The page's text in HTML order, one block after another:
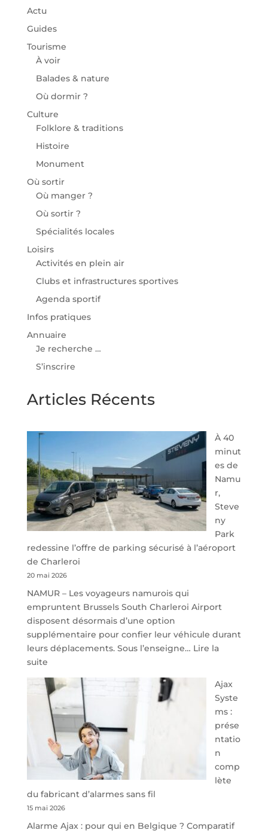
Actu
Guides
Tourisme
À voir
Balades & nature
Où dormir ?
Culture
Folklore & traditions
Histoire
Monument
Où sortir
Où manger ?
Où sortir ?
Spécialités locales
Loisirs
Activités en plein air
Clubs et infrastructures sportives
Agenda sportif
Infos pratiques
Annuaire
Je recherche …
S’inscrire
Articles Récents
À 40
minut
es de
Namu
r,
Steve
ny
Park
redessine l’offre de parking sécurisé à l’aéroport
de Charleroi
20 mai 2026
NAMUR – Les voyageurs namurois qui
empruntent Brussels South Charleroi Airport
disposent désormais d’une option
supplémentaire pour confier leur véhicule durant
leurs déplacements. Sous l’enseigne… Lire la
suite:
40
minutes
de
Namur,
Steveny
Park
redessine
de
parking
sécurisé
Ajax
Syste
ms :
prése
ntatio
n
comp
lète
du fabricant d’alarmes sans fil
15 mai 2026
Alarme Ajax : pour qui en Belgique ? Comparatif